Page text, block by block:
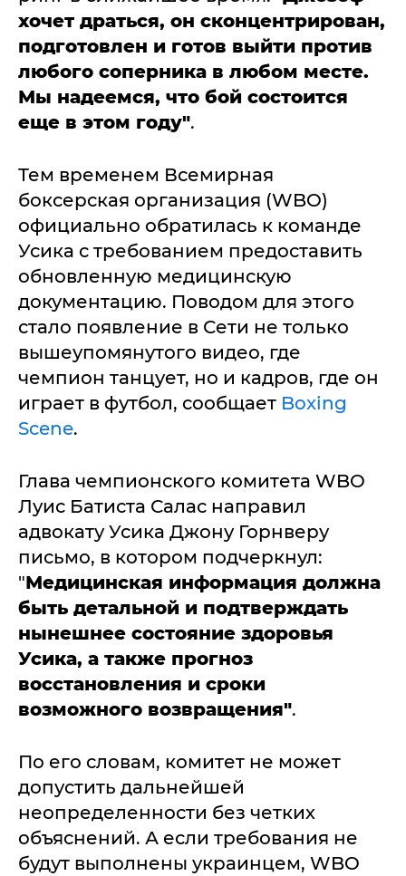
хочет драться, он сконцентрирован,
подготовлен и готов выйти против
любого соперника в любом месте.
Мы надеемся, что бой состоится
еще в этом году".
Тем временем Всемирная
боксерская организация (WBO)
официально обратилась к команде
Усика с требованием предоставить
обновленную медицинскую
документацию. Поводом для этого
стало появление в Сети не только
вышеупомянутого видео, где
чемпион танцует, но и кадров, где он
играет в футбол, сообщает Boxing
Scene.
Глава чемпионского комитета WBO
Луис Батиста Салас направил
адвокату Усика Джону Горнверу
письмо, в котором подчеркнул:
"Медицинская информация должна
быть детальной и подтверждать
нынешнее состояние здоровья
Усика, а также прогноз
восстановления и сроки
возможного возвращения".
По его словам, комитет не может
допустить дальнейшей
неопределенности без четких
объяснений. А если требования не
будут выполнены украинцем, WBO